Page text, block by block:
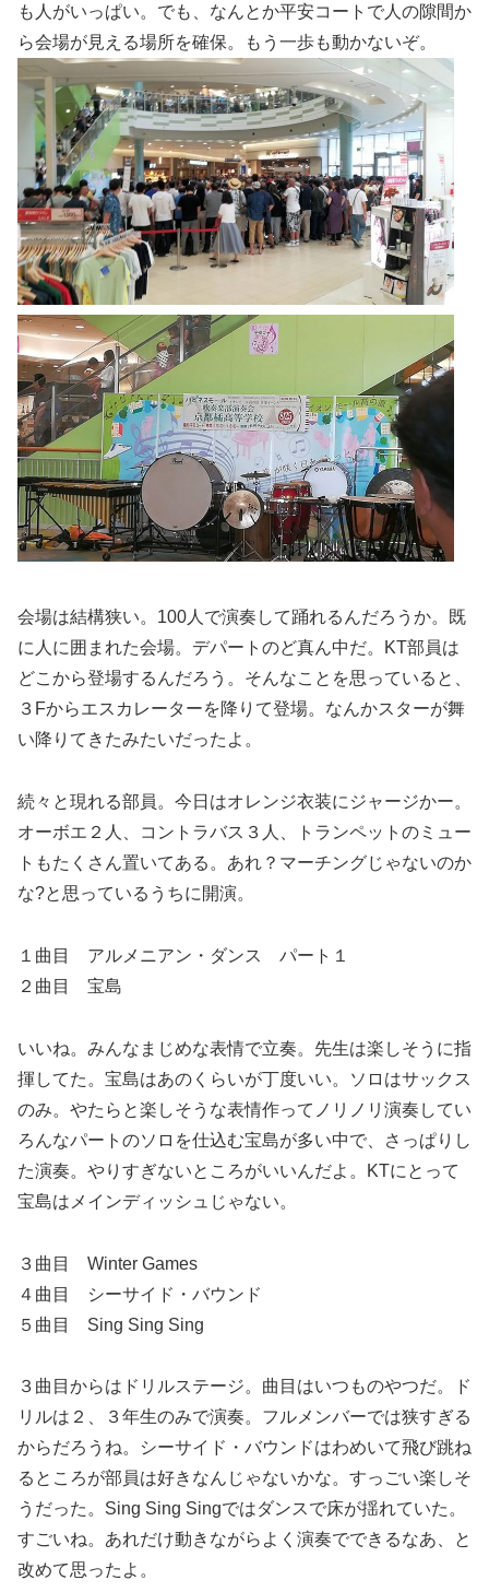
も人がいっぱい。でも、なんとか平安コートで人の隙間か
ら会場が見える場所を確保。もう一歩も動かないぞ。
会場は結構狭い。100人で演奏して踊れるんだろうか。既
に人に囲まれた会場。デパートのど真ん中だ。KT部員は
どこから登場するんだろう。そんなことを思っていると、
３Fからエスカレーターを降りて登場。なんかスターが舞
い降りてきたみたいだったよ。
続々と現れる部員。今日はオレンジ衣装にジャージかー。
オーボエ２人、コントラバス３人、トランペットのミュー
トもたくさん置いてある。あれ？マーチングじゃないのか
な?と思っているうちに開演。
１曲目 アルメニアン・ダンス パート１
２曲目 宝島
いいね。みんなまじめな表情で立奏。先生は楽しそうに指
揮してた。宝島はあのくらいが丁度いい。ソロはサックス
のみ。やたらと楽しそうな表情作ってノリノリ演奏してい
ろんなパートのソロを仕込む宝島が多い中で、さっぱりし
た演奏。やりすぎないところがいいんだよ。KTにとって
宝島はメインディッシュじゃない。
３曲目 Winter Games
４曲目 シーサイド・バウンド
５曲目 Sing Sing Sing
３曲目からはドリルステージ。曲目はいつものやつだ。ド
リルは２、３年生のみで演奏。フルメンバーでは狭すぎる
からだろうね。シーサイド・バウンドはわめいて飛び跳ね
るところが部員は好きなんじゃないかな。すっごい楽しそ
うだった。Sing Sing Singではダンスで床が揺れていた。
すごいね。あれだけ動きながらよく演奏でできるなあ、と
改めて思ったよ。